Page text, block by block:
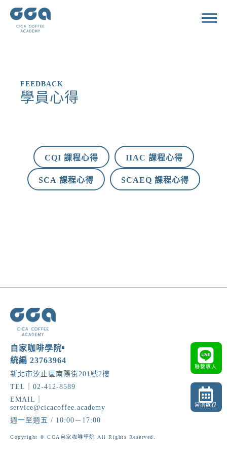
FEEDBACK
學員心得
CQI 課程心得 IIAC 課程心得
SCA 課程心得 SCAEQ 課程心得
自家咖啡學院
統編 23763964
新北市汐止區南陽街201號2樓
TEL｜02-412-8589
EMAIL｜
service@cicacoffee.academy
週一至週五 / 10:00－17:00
Copyright © CCA自家咖啡學院 All Rights Reserved.
當期課程
聯繫專人